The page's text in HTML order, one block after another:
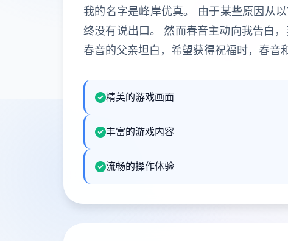
我的名字是峰岸优真。 由于某些原因从
终没有说出口。 然而春音主动向我告白
春音的父亲坦白，希望获得祝福时，春音
精美的游戏画面
丰富的游戏内容
流畅的操作体验